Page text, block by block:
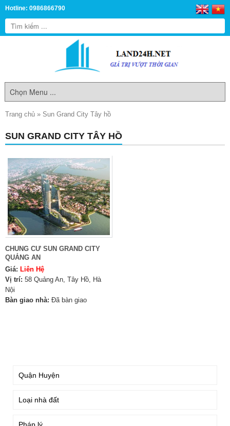
Hotline: 0986866790
Trang chủ » Sun Grand City Tây hồ
SUN GRAND CITY TÂY HỒ
CHUNG CƯ SUN GRAND CITY
QUẢNG AN
Giá: Liên Hệ
Vị trí: 58 Quảng An, Tây Hồ, Hà
Nội
Bàn giao nhà: Đã bàn giao